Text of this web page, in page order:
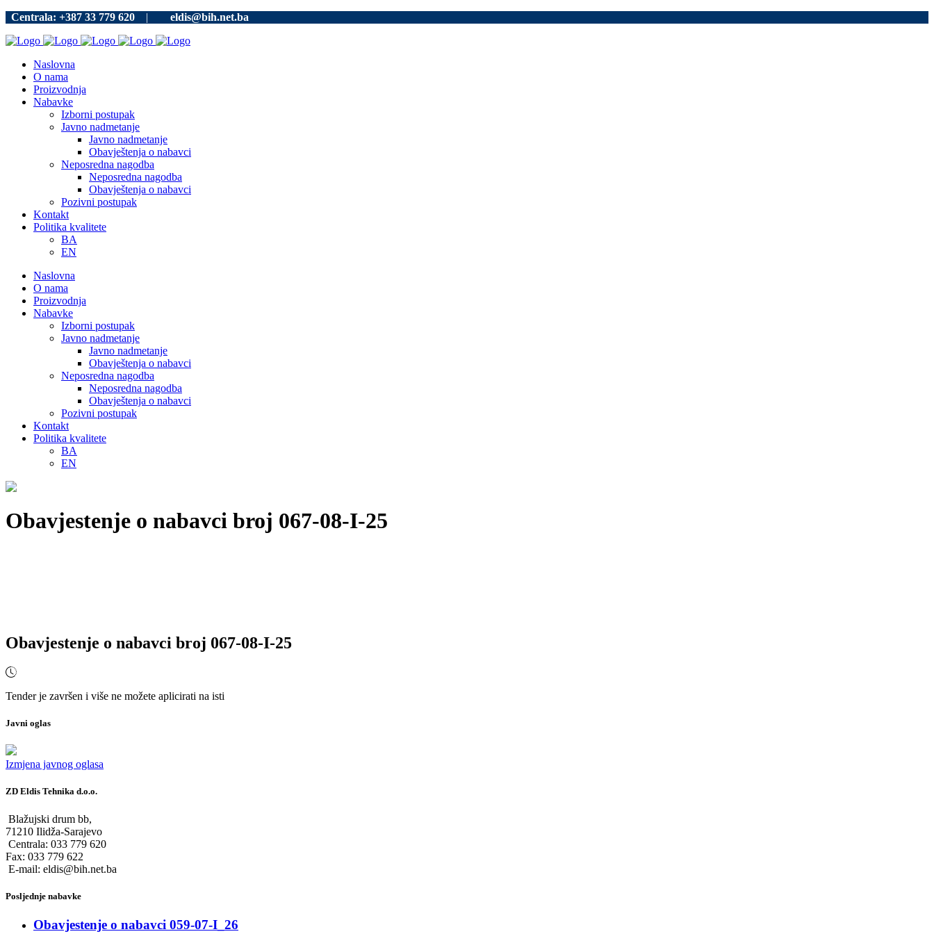
Centrala: +387 33 779 620 | eldis@bih.net.ba
Naslovna
O nama
Proizvodnja
Nabavke
Izborni postupak
Javno nadmetanje
Javno nadmetanje
Obavještenja o nabavci
Neposredna nagodba
Neposredna nagodba
Obavještenja o nabavci
Pozivni postupak
Kontakt
Politika kvalitete
BA
EN
Naslovna
O nama
Proizvodnja
Nabavke
Izborni postupak
Javno nadmetanje
Javno nadmetanje
Obavještenja o nabavci
Neposredna nagodba
Neposredna nagodba
Obavještenja o nabavci
Pozivni postupak
Kontakt
Politika kvalitete
BA
EN
Obavjestenje o nabavci broj 067-08-I-25
Obavjestenje o nabavci broj 067-08-I-25
Tender je završen i više ne možete aplicirati na isti
Javni oglas
Izmjena javnog oglasa
ZD Eldis Tehnika d.o.o.
Blažujski drum bb,
71210 Ilidža-Sarajevo
Centrala: 033 779 620
Fax: 033 779 622
E-mail: eldis@bih.net.ba
Posljednje nabavke
Obavjestenje o nabavci 059-07-I_26